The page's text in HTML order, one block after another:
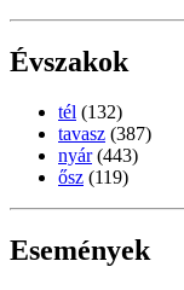
Évszakok
tél (132)
tavasz (387)
nyár (443)
ősz (119)
Események